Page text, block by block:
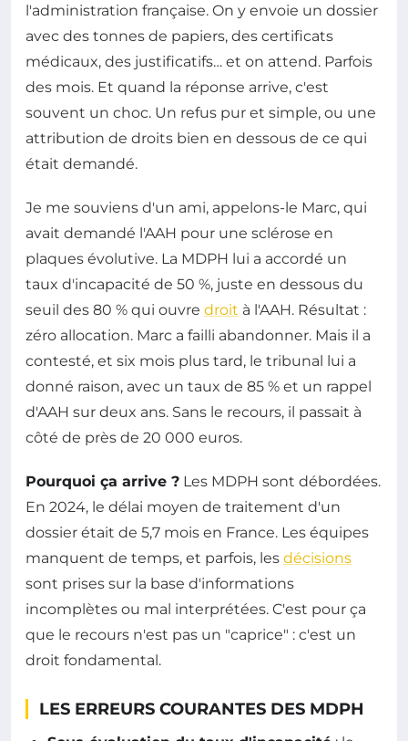
l'administration française. On y envoie un dossier
avec des tonnes de papiers, des certificats
médicaux, des justificatifs… et on attend. Parfois
des mois. Et quand la réponse arrive, c'est
souvent un choc. Un refus pur et simple, ou une
attribution de droits bien en dessous de ce qui
était demandé.
Je me souviens d'un ami, appelons-le Marc, qui
avait demandé l'AAH pour une sclérose en
plaques évolutive. La MDPH lui a accordé un
taux d'incapacité de 50 %, juste en dessous du
seuil des 80 % qui ouvre droit à l'AAH. Résultat :
zéro allocation. Marc a failli abandonner. Mais il a
contesté, et six mois plus tard, le tribunal lui a
donné raison, avec un taux de 85 % et un rappel
d'AAH sur deux ans. Sans le recours, il passait à
côté de près de 20 000 euros.
Pourquoi ça arrive ? Les MDPH sont débordées.
En 2024, le délai moyen de traitement d'un
dossier était de 5,7 mois en France. Les équipes
manquent de temps, et parfois, les décisions
sont prises sur la base d'informations
incomplètes ou mal interprétées. C'est pour ça
que le recours n'est pas un "caprice" : c'est un
droit fondamental.
LES ERREURS COURANTES DES MDPH